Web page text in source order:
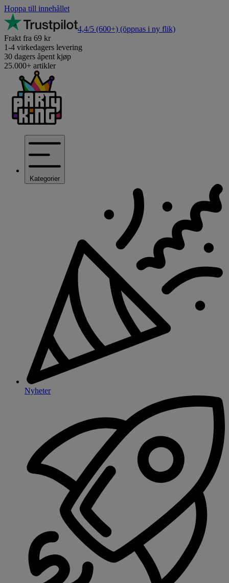
Hoppa till innehållet
4,4/5 (600+) (öppnas i ny flik)
Frakt fra 69 kr
1-4 virkedagers levering
30 dagers åpent kjøp
25.000+ artikler
Kategorier
Nyheter